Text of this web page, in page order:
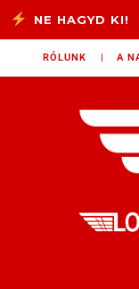
Skip to content
LokomotiVlog
RÓLUNK | A